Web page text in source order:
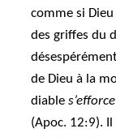
comme si
des griffes du
de Dieu à la
diables’efforce
(Apoc. 12:9).